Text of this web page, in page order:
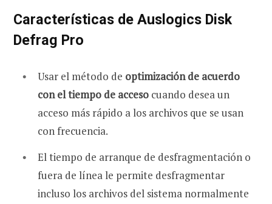
Características de Auslogics Disk
Defrag Pro
Usar el método de optimización de acuerdo
con el tiempo de acceso cuando desea un
acceso más rápido a los archivos que se usan
con frecuencia.
El tiempo de arranque de desfragmentación o
fuera de línea le permite desfragmentar
incluso los archivos del sistema normalmente